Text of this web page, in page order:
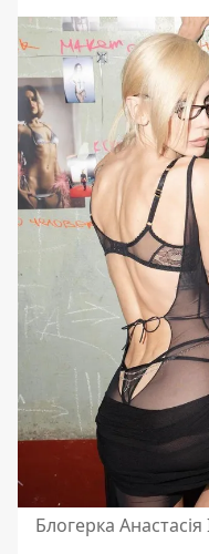
Блогерка Анастасія